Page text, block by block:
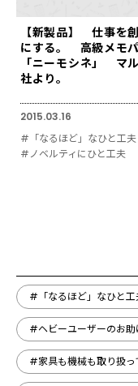
【新製品】 仕事を
にする。 高級メモ
「ニーモシネ」 マ
社より。
2015.03.16
#「なるほど」なひと工夫
#ノベルティにひと工夫
#「なるほど」なひと工
#ヘビーユーザーのお助
#家具も機械も取り扱っ